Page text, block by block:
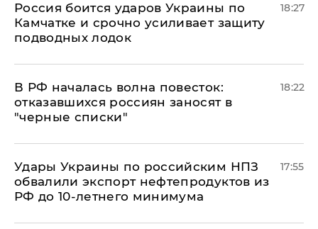
Россия боится ударов Украины по
Камчатке и срочно усиливает защиту
подводных лодок
18:27
​В РФ началась волна повесток:
отказавшихся россиян заносят в
"черные списки"
18:22
Удары Украины по российским НПЗ
обвалили экспорт нефтепродуктов из
РФ до 10-летнего минимума
17:55